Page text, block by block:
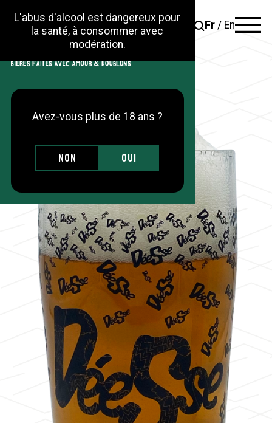
Sur place
Contact
Nos actions RSE
Fr / En
L'abus d'alcool est dangereux pour
la santé, à consommer avec
modération.
Avez-vous plus de 18 ans ?
Non Oui